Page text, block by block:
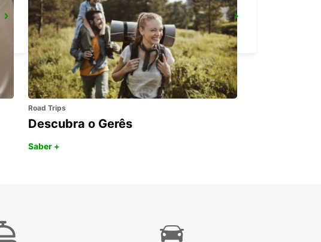
PRENZLAU
PRENZLAU - GERMANY
Road Trips
Descubra o Gerês
Saber +